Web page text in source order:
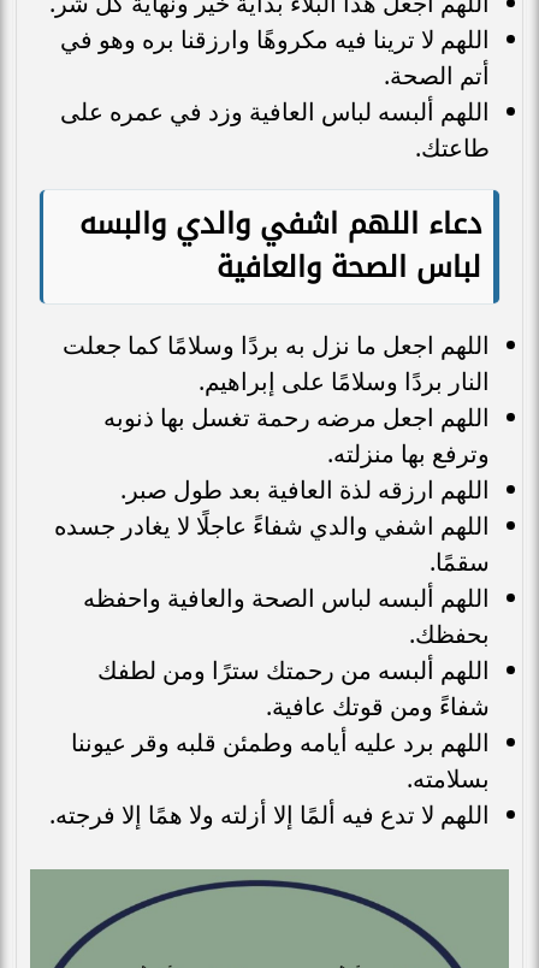
اللهم لا ترينا فيه مكروهًا وارزقنا بره وهو في
أتم الصحة.
اللهم ألبسه لباس العافية وزد في عمره على
طاعتك.
دعاء اللهم اشفي والدي والبسه
لباس الصحة والعافية
اللهم اجعل ما نزل به بردًا وسلامًا كما جعلت
النار بردًا وسلامًا على إبراهيم.
اللهم اجعل مرضه رحمة تغسل بها ذنوبه
وترفع بها منزلته.
اللهم ارزقه لذة العافية بعد طول صبر.
اللهم اشفي والدي شفاءً عاجلًا لا يغادر جسده
سقمًا.
اللهم ألبسه لباس الصحة والعافية واحفظه
بحفظك.
اللهم ألبسه من رحمتك سترًا ومن لطفك
شفاءً ومن قوتك عافية.
اللهم برد عليه أيامه وطمئن قلبه وقر عيوننا
بسلامته.
اللهم لا تدع فيه ألمًا إلا أزلته ولا همًا إلا فرجته.